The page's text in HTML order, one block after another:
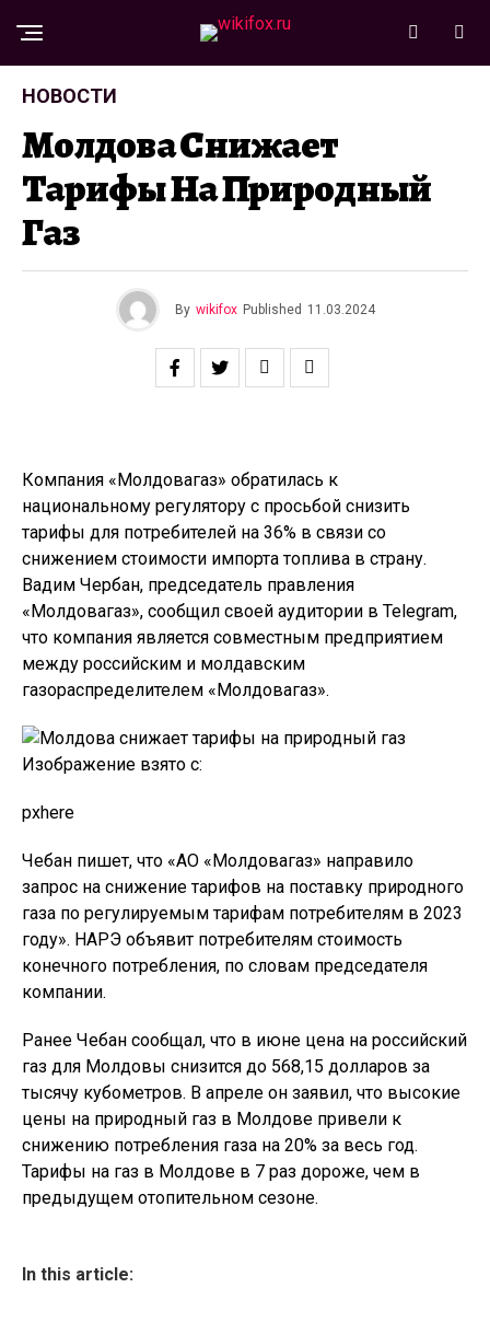
НОВОСТИ
Молдова Снижает
Тарифы На Природный
Газ
By wikifox Published 11.03.2024
Компания «Молдовагаз» обратилась к
национальному регулятору с просьбой снизить
тарифы для потребителей на 36% в связи со
снижением стоимости импорта топлива в страну.
Вадим Чербан, председатель правления
«Молдовагаз», сообщил своей аудитории в Telegram,
что компания является совместным предприятием
между российским и молдавским
газораспределителем «Молдовагаз».
Изображение взято с:
pxhere
Чебан пишет, что «АО «Молдовагаз» направило
запрос на снижение тарифов на поставку природного
газа по регулируемым тарифам потребителям в 2023
году». НАРЭ объявит потребителям стоимость
конечного потребления, по словам председателя
компании.
Ранее Чебан сообщал, что в июне цена на российский
газ для Молдовы снизится до 568,15 долларов за
тысячу кубометров. В апреле он заявил, что высокие
цены на природный газ в Молдове привели к
снижению потребления газа на 20% за весь год.
Тарифы на газ в Молдове в 7 раз дороже, чем в
предыдущем отопительном сезоне.
In this article: